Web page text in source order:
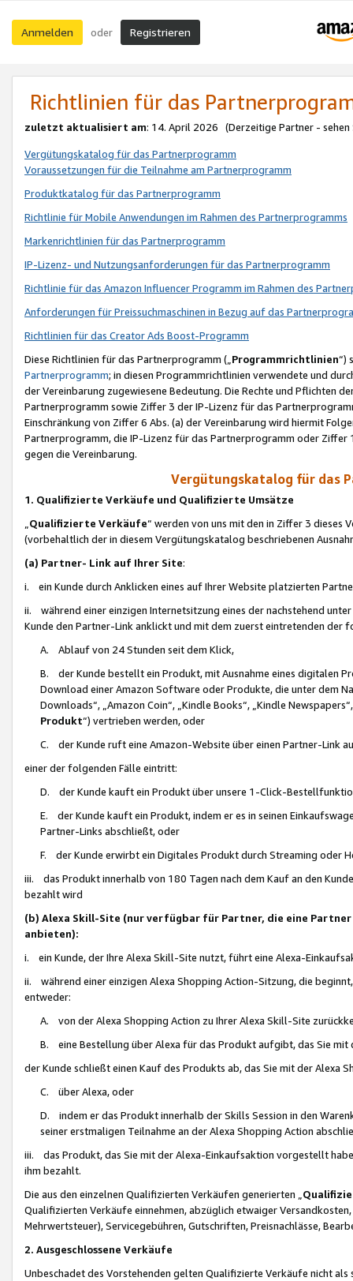
Anmelden oder Registrieren
Richtlinien für das
zuletzt aktualisiert am: 14. April 2026 (Derzeitige Partner - sehen
Vergütungskatalog für das Partnerprogramm
Voraussetzungen für die Teilnahme am Partnerprogramm
Produktkatalog für das Partnerprogramm
Richtlinie für Mobile Anwendungen im Rahmen des Partnerprogramms
Markenrichtlinien für das Partnerprogramm
IP-Lizenz- und Nutzungsanforderungen für das Partnerprogramm
Richtlinie für das Amazon Influencer Programm im Rahmen des
Anforderungen für Preissuchmaschinen in Bezug auf das
Richtlinien für das Creator Ads Boost-Programm
Diese Richtlinien für das Partnerprogramm („Programmrichtlinien“)
Partnerprogramm; in diesen Programmrichtlinien verwendete und
der Vereinbarung zugewiesene Bedeutung. Die Rechte und Pflichten
Partnerprogramm sowie Ziffer 3 der IP-Lizenz für das
Einschränkung von Ziffer 6 Abs. (a) der Vereinbarung wird hiermit
Partnerprogramm, die IP-Lizenz für das Partnerprogramm oder
gegen die Vereinbarung.
Vergütungskatalog für das
1. Qualifizierte Verkäufe und Qualifizierte Umsätze
Qualifizierte Verkäufe“ werden von uns mit den in Ziffer 3
(vorbehaltlich der in diesem Vergütungskatalog beschriebenen
(a) Partner- Link auf Ihrer Site:
i. ein Kunde durch Anklicken eines auf Ihrer Website platzierten
ii. während einer einzigen Internetsitzung eines der nachstehend
Kunde den Partner-Link anklickt und mit dem zuerst eintretenden der
A. Ablauf von 24 Stunden seit dem Klick,
B. der Kunde bestellt ein Produkt, mit Ausnahme eines digitalen
Download einer Amazon Software oder Produkte, die unter dem
Downloads“, „Amazon Coin“, „Kindle Books“, „Kindle
Produkt“) vertrieben werden, oder
C. der Kunde ruft eine Amazon-Website über einen Partner-Link
einer der folgenden Fälle eintritt:
D. der Kunde kauft ein Produkt über unsere 1-Click-
E. der Kunde kauft ein Produkt, indem er es in seinen
Partner-Links abschließt, oder
F. der Kunde erwirbt ein Digitales Produkt durch Streaming oder
iii. das Produkt innerhalb von 180 Tagen nach dem Kauf an den
bezahlt wird
(b) Alexa Skill-Site (nur verfügbar für Partner, die eine
anbieten):
i. ein Kunde, der Ihre Alexa Skill-Site nutzt, führt eine Alexa-
ii. während einer einzigen Alexa Shopping Action-Sitzung, die
entweder:
A. von der Alexa Shopping Action zu Ihrer Alexa Skill-Site
B. eine Bestellung über Alexa für das Produkt aufgibt, das Sie mit
der Kunde schließt einen Kauf des Produkts ab, das Sie mit der Alexa
C. über Alexa, oder
D. indem er das Produkt innerhalb der Skills Session in den
seiner erstmaligen Teilnahme an der Alexa Shopping Action
iii. das Produkt, das Sie mit der Alexa-Einkaufsaktion vorgestellt
ihm bezahlt.
Die aus den einzelnen Qualifizierten Verkäufen generierten „
Qualifizierten Verkäufe einnehmen, abzüglich etwaiger
Mehrwertsteuer), Servicegebühren, Gutschriften, Preisnachlässe,
2. Ausgeschlossene Verkäufe
Unbeschadet des Vorstehenden gelten Qualifizierte Verkäufe nicht